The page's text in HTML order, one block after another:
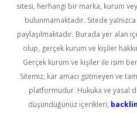
sitesi, herhangi bir marka, kurum
bulunmamaktadır. Sitede
paylaşılmaktadır. Burada yer alan
olup, gerçek kurum ve kişiler
Gerçek kurum ve kişiler ile isim
Sitemiz, kar amacı gütmeyen ve
platformudur. Hukuka ve yasal
düşündüğünüz içerikleri,